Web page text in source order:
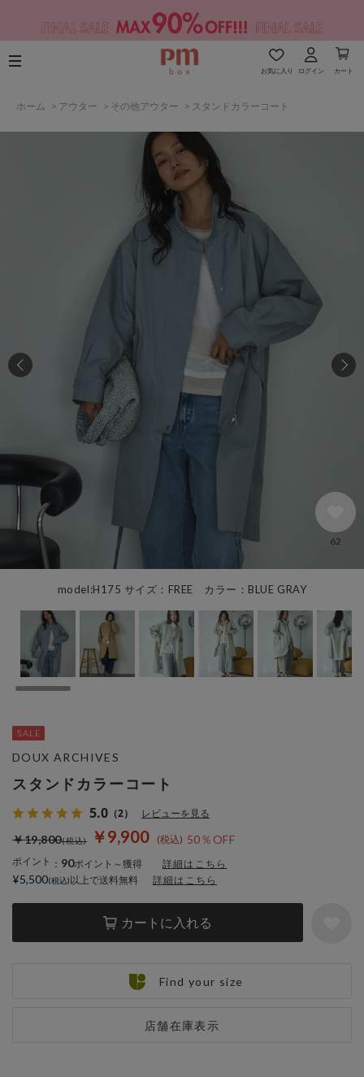
お気に入り ログイン カート
ホーム > アウター > その他アウター > スタンドカラーコート
model:H175 サイズ：FREE カラー：BLUE GRAY
62
スタンドカラーコート
5.0 （2） レビューを見る
￥9,900 50％OFF
￥19,800
ポイント ： 90ポイント～獲得 詳細はこちら
カートに入れる
店舗在庫表示
DOUX ARCHIVES
¥5,500 以上で送料無料 詳細はこちら
Find your size